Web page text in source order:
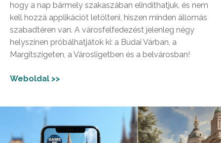
hogy a nap bármely szakaszában elindíthatjuk, és nem
kell hozzá applikációt letölteni, hiszen minden állomás
szabadtéren van. A városfelfedezést jelenleg négy
helyszínen próbálhatjátok ki: a Budai Várban, a
Margitszigeten, a Városligetben és a belvárosban!
Weboldal >>